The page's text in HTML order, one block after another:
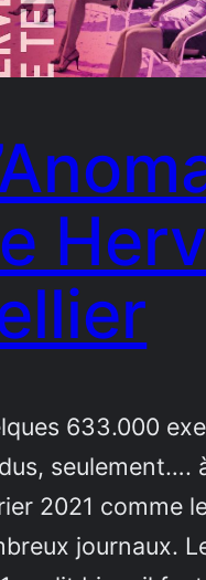
633.000
seulement….
2021 comme
journaux.